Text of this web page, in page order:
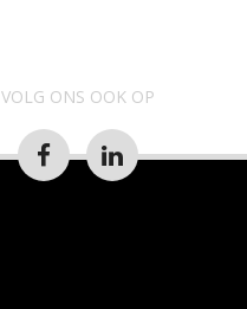
VOLG ONS OOK OP